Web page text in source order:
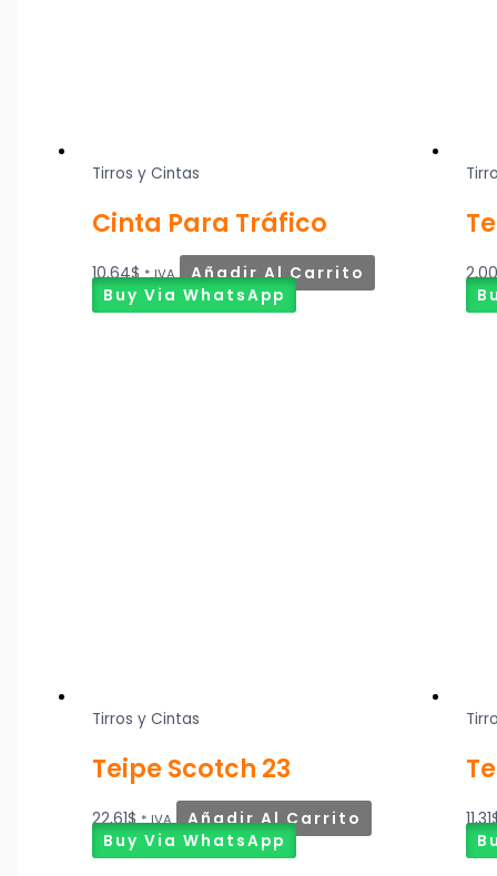
Tirros y Cintas
Cinta Para Tráfico
10,64$ * IVA
Añadir Al Carrito
Buy Via WhatsApp
Tirros y Cintas
Teipe Scotch 23
22,61$ * IVA
Añadir Al Carrito
Buy Via WhatsApp
11,31